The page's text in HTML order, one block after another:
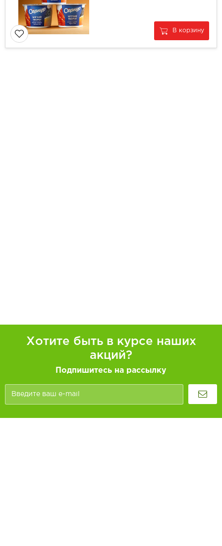
В корзину
Хотите быть в курсе наших
акций?
Подпишитесь на рассылку